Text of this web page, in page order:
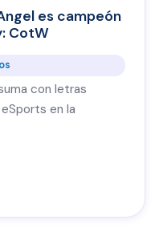
es campeón
CotW
con letras
en la